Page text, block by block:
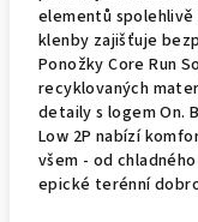
elementů
klenby zajišťuje
Ponožky Core Run
recyklovaných
detaily s logem On.
Low 2P nabízí
všem - od
epické terénní